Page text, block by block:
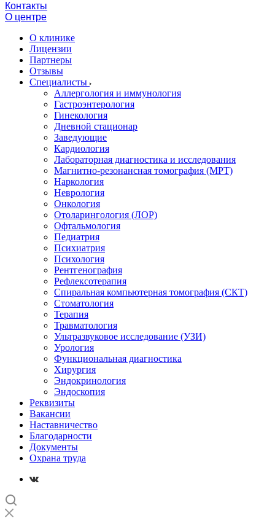
Контакты
О центре
О клинике
Лицензии
Партнеры
Отзывы
Специалисты
Аллергология и иммунология
Гастроэнтерология
Гинекология
Дневной стационар
Заведующие
Кардиология
Лабораторная диагностика и исследования
Магнитно-резонансная томография (МРТ)
Наркология
Неврология
Онкология
Отоларингология (ЛОР)
Офтальмология
Педиатрия
Психиатрия
Психология
Рентгенография
Рефлексотерапия
Спиральная компьютерная томография (СКТ)
Стоматология
Терапия
Травматология
Ультразвуковое исследование (УЗИ)
Урология
Функциональная диагностика
Хирургия
Эндокринология
Эндоскопия
Реквизиты
Вакансии
Наставничество
Благодарности
Документы
Охрана труда